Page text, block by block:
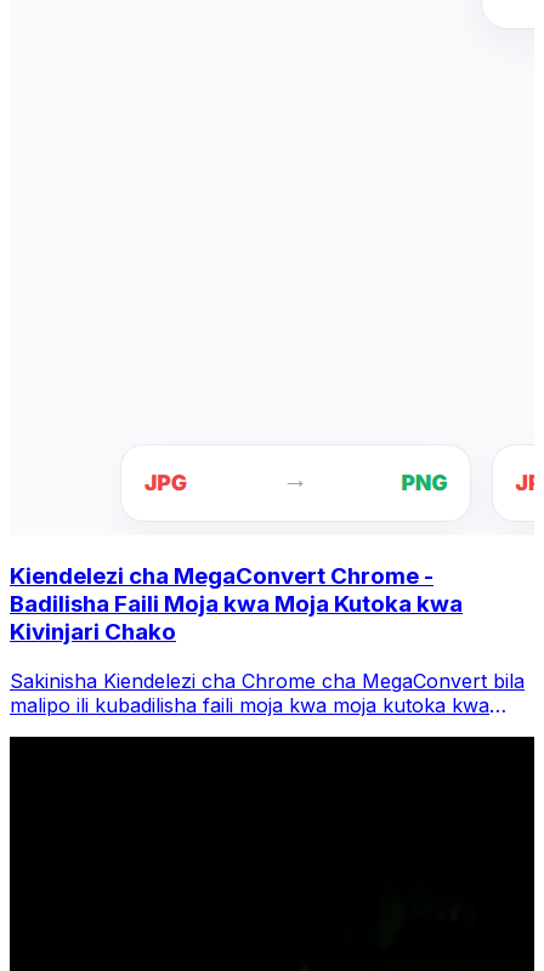
Kiendelezi cha MegaConvert Chrome -
Badilisha Faili Moja kwa Moja Kutoka kwa
Kivinjari Chako
Sakinisha Kiendelezi cha Chrome cha MegaConvert bila
malipo ili kubadilisha faili moja kwa moja kutoka kwa